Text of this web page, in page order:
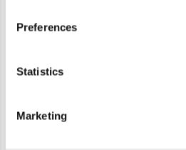
Preferences
Statistics
Marketing